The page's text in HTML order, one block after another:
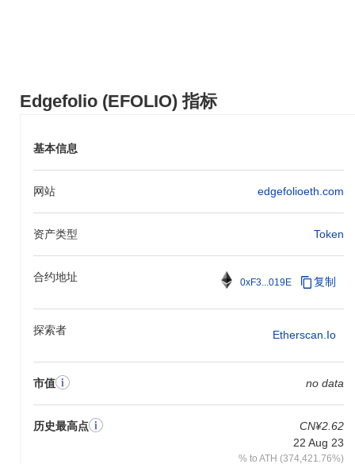
Edgefolio (EFOLIO) 指标
基本信息
网站 edgefolioeth.com
资产类型 Token
合约地址 0xF3...019E 复制
探索者 Etherscan.io
市值 no data
历史最高点
CN¥2.62
22 Aug 23
% to ATH (374,421.76%)